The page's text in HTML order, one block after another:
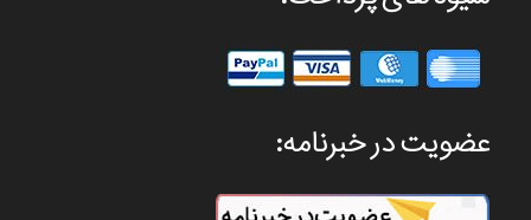
عضویت در خبرنامه: